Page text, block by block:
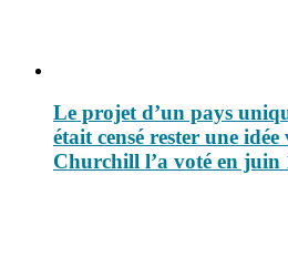
Le projet d’un pays
était censé rester une
Churchill l’a voté en juin